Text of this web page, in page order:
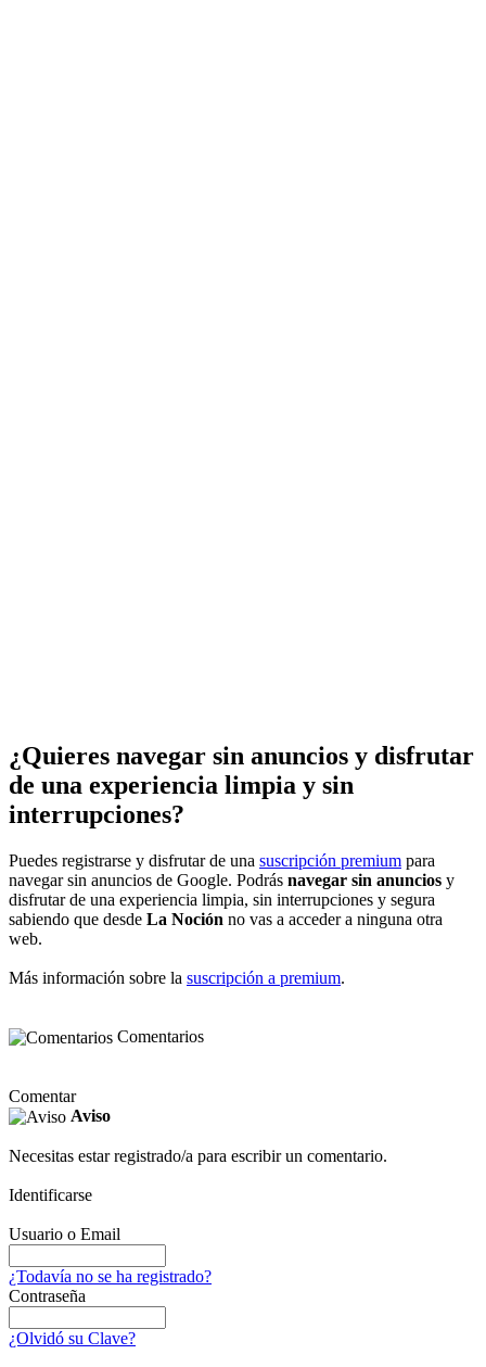
¿Quieres navegar sin anuncios y disfrutar
de una experiencia limpia y sin
interrupciones?
Puedes registrarse y disfrutar de una suscripción premium para
navegar sin anuncios de Google. Podrás navegar sin anuncios y
disfrutar de una experiencia limpia, sin interrupciones y segura
sabiendo que desde La Noción no vas a acceder a ninguna otra
web.
Más información sobre la suscripción a premium.
Comentarios
Comentar
Aviso
Necesitas estar registrado/a para escribir un comentario.
Identificarse
Usuario o Email
¿Todavía no se ha registrado?
Contraseña
¿Olvidó su Clave?